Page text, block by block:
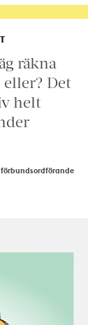
räkna
Det
helt
förbundsordförande